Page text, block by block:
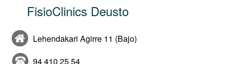
FisioClinics Deusto
Lehendakari Agirre 11 (Bajo)
94 410 25 54